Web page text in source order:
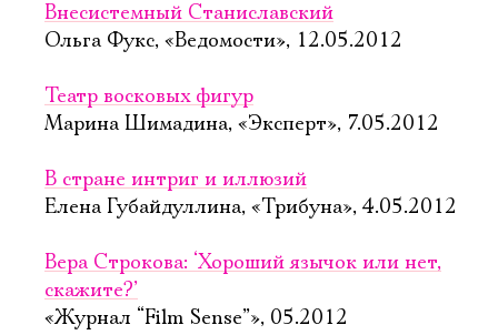
Внесистемный Станиславский
Ольга Фукс, «Ведомости», 12.05.2012
Театр восковых фигур
Марина Шимадина, «Эксперт», 7.05.2012
В стране интриг и иллюзий
Елена Губайдуллина, «Трибуна», 4.05.2012
Вера Строкова: ‘Хороший язычок или нет,
скажите?’
«Журнал “Film Sense”», 05.2012